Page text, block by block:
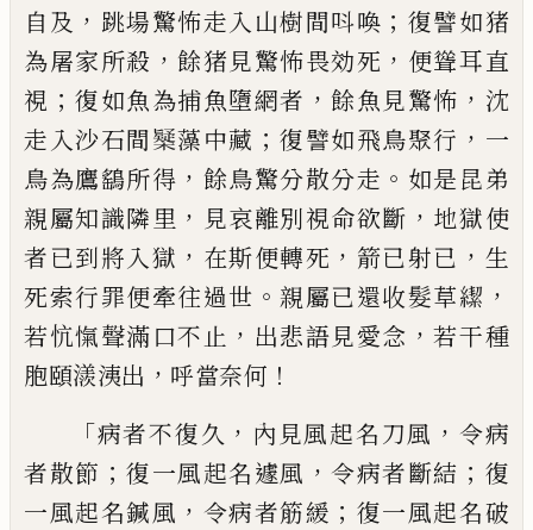
自及 ， 跳場驚怖走入山樹間呌喚 ； 復譬如猪
為屠家所殺 ，餘猪見驚怖畏効死 ， 便聳耳直
視 ； 復如魚為捕魚墮網者 ，餘魚見驚怖 ， 沈
走入沙石間𣝆藻中藏 ； 復譬如飛鳥聚行 ， 一
鳥為鷹鷂所得 ， 餘鳥驚分散分走 。 如是昆弟
親屬知識隣里 ， 見哀離別視命欲斷 ， 地獄使
者已到將入獄 ， 在斯便轉死 ， 箭已射已 ， 生
死索行罪便牽往過世 。親屬已還收髮草𮉄 ，
若忼愾聲滿口不止 ， 出悲語見愛念 ，若干種
胞頤㵪洟出 ， 呼當奈何 ！
「病者不復久 ， 內見風起名刀風 ， 令病
者散節 ； 復一風起名遽風 ，令病者斷結 ； 復
一風起名鍼風 ， 令病者筋緩 ； 復一風起名破